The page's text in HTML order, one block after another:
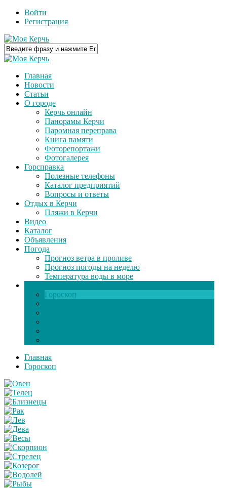
Войти
Регистрация
Главная
Новости
Статьи
О городе
Керчь онлайн
Панорамы Керчи
Паромная переправа
Книга памяти
Фоторепортажи
Фотогалерея
Горсправка
Полезные телефоны
Каталог предприятий
Вопросы и ответы
Отдых в Керчи
Пляжи в Керчи
Видео
Каталог
Объявления
Погода
Прогноз ветра в проливе
Прогноз погоды на неделю
Температура воды в море
Гороскоп
Главная
Гороскоп